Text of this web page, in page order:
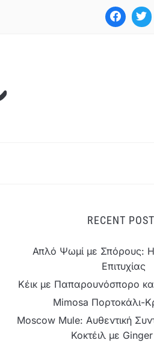
RECENT
Απλό Ψωμί με Σπόρους:
Επιτυχίας
Κέικ με Παπαρουνόσπορο
Mimosa Πορτοκάλι-
Moscow Mule: Αυθεντική
Κοκτέιλ με